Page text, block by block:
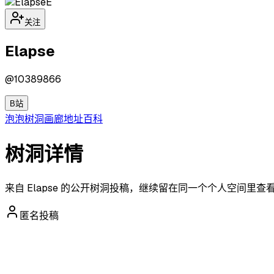
关注
Elapse
@10389866
B站
泡泡树洞画廊地址百科
树洞详情
来自 Elapse 的公开树洞投稿，继续留在同一个个人空间里查看
匿名投稿